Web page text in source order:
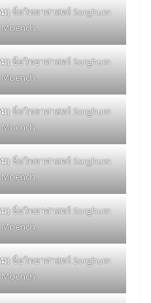
)ชื่อวิทยาศาสตร์ Sorghum
)ชื่อวิทยาศาสตร์ Sorghum
)ชื่อวิทยาศาสตร์ Sorghum
)ชื่อวิทยาศาสตร์ Sorghum
)ชื่อวิทยาศาสตร์ Sorghum
)ชื่อวิทยาศาสตร์ Sorghum